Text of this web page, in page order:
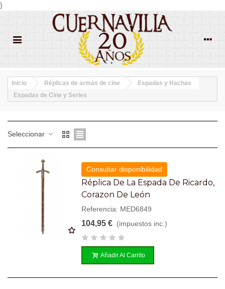
}
Inicio Réplicas de armas de cine
Espadas y Hachas
Espadas de Cine y Series
Seleccionar
Consultar disponibilidad
Réplica De La Espada De Ricardo,
Corazon De León
Referencia: MED6849
104,95 € (impuestos inc.)
Añadir Al Carrito